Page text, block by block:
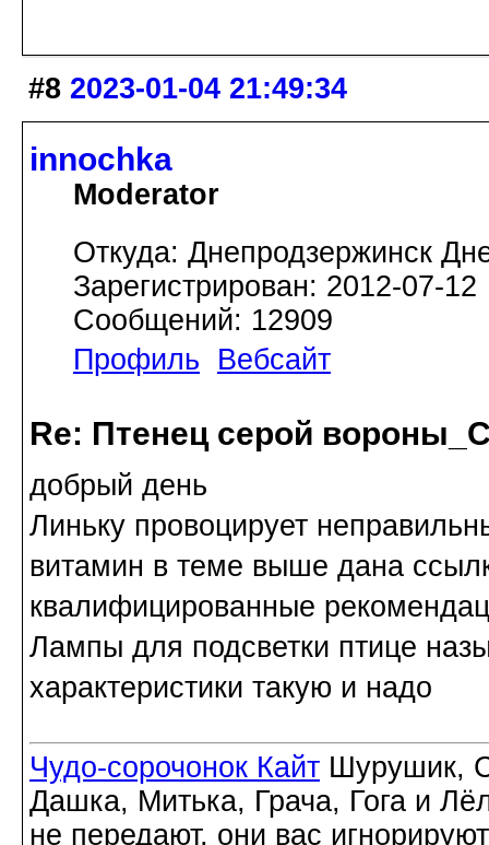
#8 2023-01-04 21:49:34
innochka
Moderator
Откуда: Днепродзержинск
Зарегистрирован: 2012-07-12
Сообщений: 12909
Профиль
Вебсайт
Re: Птенец серой
добрый день
Линьку провоцирует
витамин в теме выше дана
квалифицированные
Лампы для подсветки птице
характеристики такую и надо
Чудо-сорочонок Кайт Шурушик,
Дашка, Митька, Грача, Гога и
не передают, они вас игнорируют